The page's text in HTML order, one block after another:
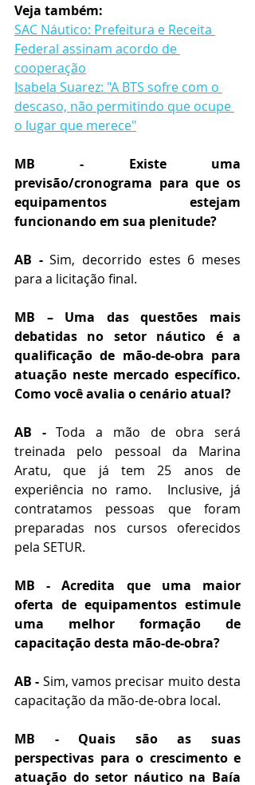
Veja também:
SAC Náutico: Prefeitura e Receita
Federal assinam acordo de
cooperação
Isabela Suarez: "A BTS sofre com o
descaso, não permitindo que ocupe
o lugar que merece"
MB - Existe uma
previsão/cronograma para que os
equipamentos estejam
funcionando em sua plenitude?
AB - Sim, decorrido estes 6 meses
para a licitação final.
MB – Uma das questões mais
debatidas no setor náutico é a
qualificação de mão-de-obra para
atuação neste mercado específico.
Como você avalia o cenário atual?
AB - Toda a mão de obra será
treinada pelo pessoal da Marina
Aratu, que já tem 25 anos de
experiência no ramo.  Inclusive, já
contratamos pessoas que foram
preparadas nos cursos oferecidos
pela SETUR.
MB - Acredita que uma maior
oferta de equipamentos estimule
uma melhor formação de
capacitação desta mão-de-obra?
AB - Sim, vamos precisar muito desta
capacitação da mão-de-obra local.
MB - Quais são as suas
perspectivas para o crescimento e
atuação do setor náutico na Baía